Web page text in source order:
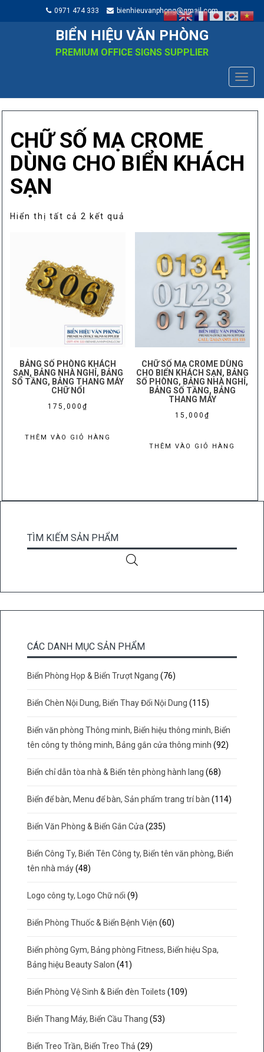
0971 474 333 bienhieuvanphong@gmail.com
BIỂN HIỆU VĂN PHÒNG
PREMIUM OFFICE SIGNS SUPPLIER
CHỮ SỐ MẠ CROME
DÙNG CHO BIỂN KHÁCH
SẠN
Hiển thị tất cả 2 kết quả
sắp
BẢNG SỐ PHÒNG KHÁCH
SẠN, BẢNG NHÀ NGHỈ, BẢNG
SỐ TẦNG, BẢNG THANG MÁY
CHỮ NỔI
175,000 ₫
THÊM VÀO GIỎ HÀNG
CHỮ SỐ MẠ CROME DÙNG
CHO BIỂN KHÁCH SẠN, BẢNG
SỐ PHÒNG, BẢNG NHÀ NGHỈ,
BẢNG SỐ TẦNG, BẢNG
THANG MÁY
15,000 ₫
THÊM VÀO GIỎ HÀNG
TÌM KIẾM SẢN PHẨM
CÁC DANH MỤC SẢN PHẨM
Biển Phòng Họp & Biển Trượt Ngang (76)
Biển Chèn Nội Dung, Biển Thay Đổi Nội Dung (115)
Biển văn phòng Thông minh, Biển hiệu thông minh, Biển
tên công ty thông minh, Bảng gắn cửa thông minh (92)
Biển chỉ dẫn tòa nhà & Biển tên phòng hành lang (68)
Biển để bàn, Menu để bàn, Sản phẩm trang trí bàn (114)
Biển Văn Phòng & Biển Gắn Cửa (235)
Biển Công Ty, Biển Tên Công ty, Biển tên văn phòng, Biển
tên nhà máy (48)
Logo công ty, Logo Chữ nổi (9)
Biển Phòng Thuốc & Biển Bệnh Viện (60)
Biển phòng Gym, Bảng phòng Fitness, Biển hiệu Spa,
Bảng hiệu Beauty Salon (41)
Biển Phòng Vệ Sinh & Biển đèn Toilets (109)
Biển Thang Máy, Biển Cầu Thang (53)
Biển Treo Trần, Biển Treo Thả (29)